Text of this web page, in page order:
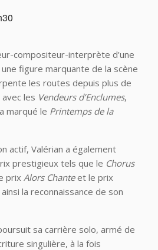
compositeur-interprète d’une
figure marquante de la scène
les routes depuis plus de
les Vendeurs d’Enclumes,
marqué le Printemps de la
actif, Valérian a également
prestigieux tels que le Chorus
prixAlors Chanteet le prix
la reconnaissance de son
sa carrière solo, armé de
singulière, à la fois